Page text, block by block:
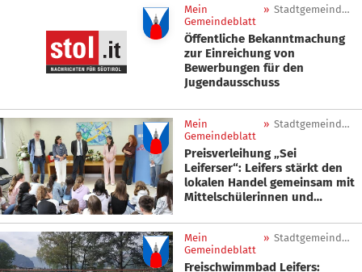
Mein
Gemeindeblatt
» Stadtgemeinde Leifers
Öffentliche Bekanntmachung
zur Einreichung von
Bewerbungen für den
Jugendausschuss
Mein
Gemeindeblatt
» Stadtgemeinde Leifers
Preisverleihung „Sei
Leiferser“: Leifers stärkt den
lokalen Handel gemeinsam mit
Mittelschülerinnen und
Mein
Gemeindeblatt
» Stadtgemeinde Leifers
Freischwimmbad Leifers: